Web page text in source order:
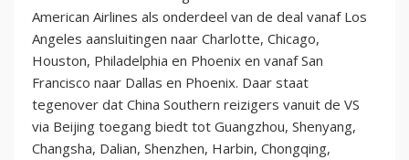
American Airlines als onderdeel van de deal vanaf Los
Angeles aansluitingen naar Charlotte, Chicago,
Houston, Philadelphia en Phoenix en vanaf San
Francisco naar Dallas en Phoenix. Daar staat
tegenover dat China Southern reizigers vanuit de VS
via Beijing toegang biedt tot Guangzhou, Shenyang,
Changsha, Dalian, Shenzhen, Harbin, Chongqing,